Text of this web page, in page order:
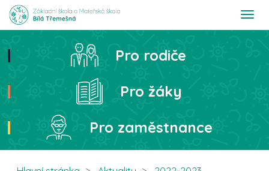
T
t
Hledat
Pro rodiče
Pro žáky
Pro zaměstnance